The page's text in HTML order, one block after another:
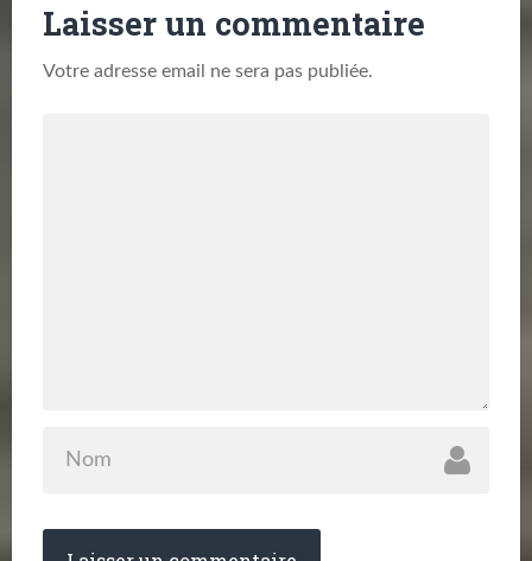
Laisser un commentaire
Votre adresse email ne sera pas publiée.